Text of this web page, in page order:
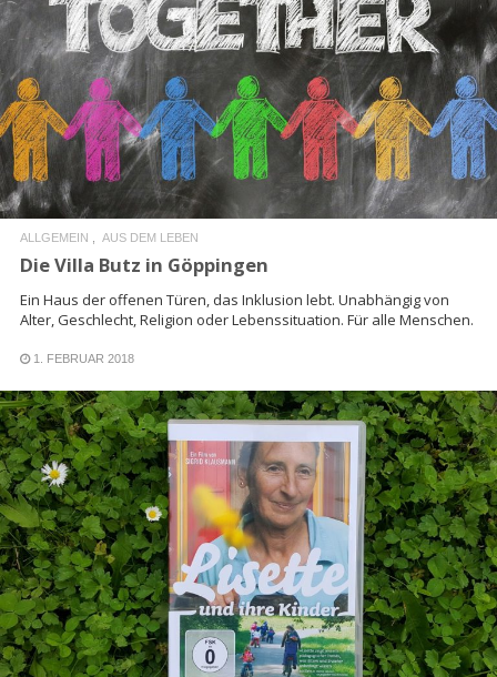
READ MORE
ALLGEMEIN AUS DEM LEBEN
Die Villa Butz in Göppingen
Ein Haus der offenen Türen, das Inklusion lebt. Unabhängig von
Alter, Geschlecht, Religion oder Lebenssituation. Für alle Menschen.
1. FEBRUAR 2018
READ MORE